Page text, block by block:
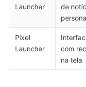
Launcher
de
Pixel
Launcher
com
na tela